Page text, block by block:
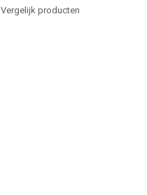
Vergelijk producten